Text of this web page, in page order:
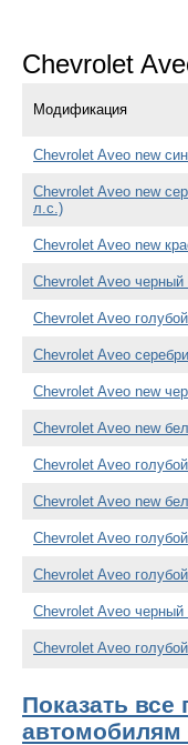
Chevrolet
Модификация
Chevrolet Aveo new
Chevrolet Aveo new
л.с.)
Chevrolet Aveo new
Chevrolet Aveo черный
Chevrolet Aveo
Chevrolet Aveo
Chevrolet Aveo new
Chevrolet Aveo new
Chevrolet Aveo
Chevrolet Aveo new
Chevrolet Aveo
Chevrolet Aveo
Chevrolet Aveo черный
Chevrolet Aveo
Показать
автомобилям